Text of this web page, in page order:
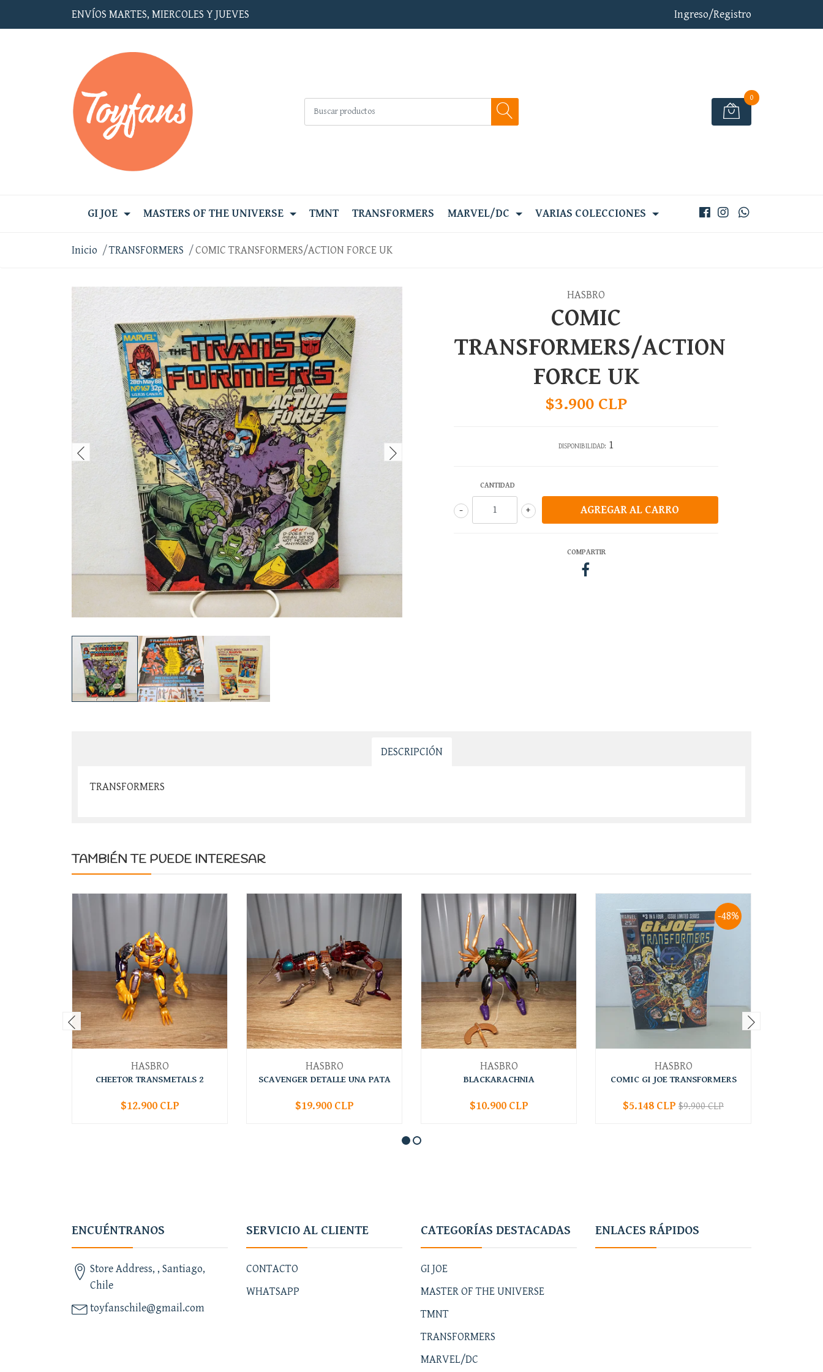
ENVÍOS MARTES, MIERCOLES Y JUEVES Ingreso/Registro
0
GI JOE MASTERS OF THE UNIVERSE TMNT TRANSFORMERS MARVEL/DC VARIAS COLECCIONES
Inicio TRANSFORMERS COMIC TRANSFORMERS/ACTION FORCE UK
HASBRO
COMIC
TRANSFORMERS/ACTION
FORCE UK
$3.900 CLP
DISPONIBILIDAD: 1
CANTIDAD
+
-
COMPARTIR
DESCRIPCIÓN
TRANSFORMERS
TAMBIÉN TE PUEDE INTERESAR
HASBRO
CHEETOR TRANSMETALS 2
+
$12.900 CLP
HASBRO
SCAVENGER DETALLE UNA PATA
+
$19.900 CLP
HASBRO
BLACKARACHNIA
+
$10.900 CLP
-48%
HASBRO
COMIC GI JOE TRANSFORMERS
+
$5.148 CLP $9.900 CLP
ENCUÉNTRANOS
Store Address, , Santiago,
Chile
toyfanschile@gmail.com
SERVICIO AL CLIENTE
CONTACTO
WHATSAPP
CATEGORÍAS DESTACADAS
GI JOE
MASTER OF THE UNIVERSE
TMNT
TRANSFORMERS
MARVEL/DC
ENLACES RÁPIDOS